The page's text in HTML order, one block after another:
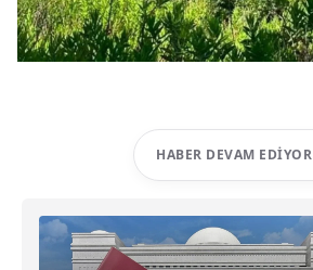
HABER DEVAM EDIYOR